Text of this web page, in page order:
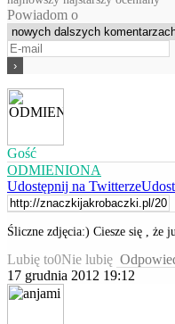
Powiadom o
Gość
ODMIENIONA
Udostępnij na Twitterze
Śliczne zdjęcia:) Ciesze się , że
Lubię to0Nie lubię
17 grudnia 2012 19:12